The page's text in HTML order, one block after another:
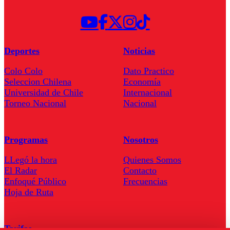
Deportes
Colo Colo
Seleccion Chilena
Universidad de Chile
Torneo Nacional
Noticias
Dato Practico
Economía
Internacional
Nacional
Programas
LLegó la hora
El Radar
Enfoqué Público
Hoja de Ruta
Nosotros
Quienes Somos
Contacto
Frecuencias